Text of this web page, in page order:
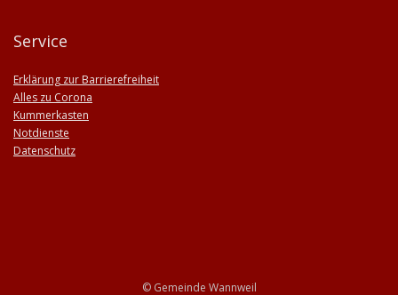
Service
Erklärung zur Barrierefreiheit
Alles zu Corona
Kummerkasten
Notdienste
Datenschutz
© Gemeinde Wannweil